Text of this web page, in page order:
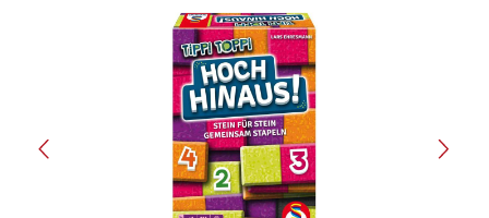
Bildergalerie überspringen